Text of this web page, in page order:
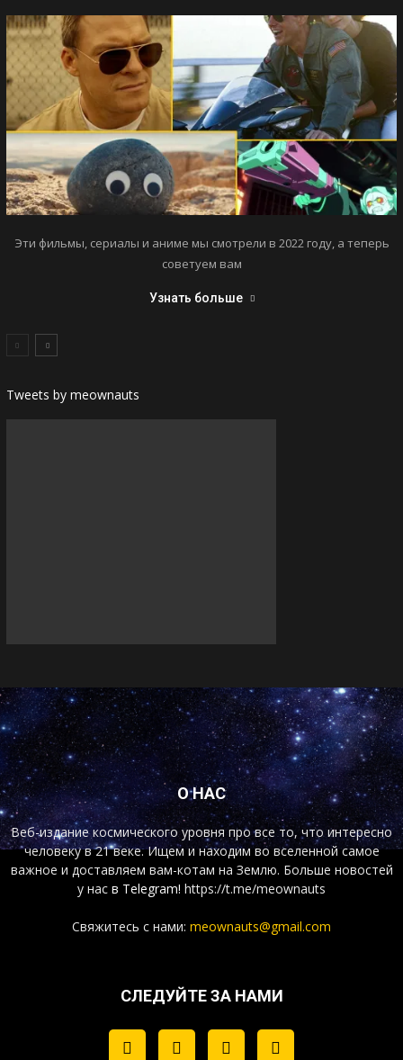
Эти фильмы, сериалы и аниме мы смотрели в 2022 году, а теперь
советуем вам
Узнать больше
Tweets by meownauts
О НАС
Веб-издание космического уровня про все то, что интересно
человеку в 21 веке. Ищем и находим во вселенной самое
важное и доставляем вам-котам на Землю. Больше новостей
у нас в Telegram! https://t.me/meownauts
Свяжитесь с нами: meownauts@gmail.com
СЛЕДУЙТЕ ЗА НАМИ